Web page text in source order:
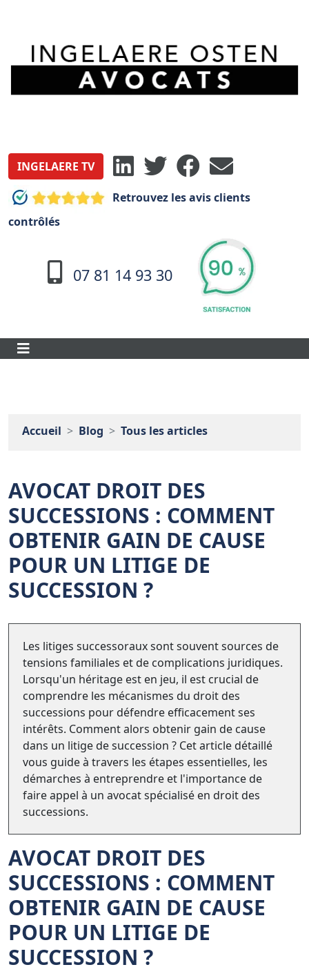
INGELAERE TV
Retrouvez les avis clients
contrôlés
07 81 14 93 30
Accueil Blog Tous les articles
AVOCAT DROIT DES
SUCCESSIONS : COMMENT
OBTENIR GAIN DE CAUSE
POUR UN LITIGE DE
SUCCESSION ?
Les litiges successoraux sont souvent sources de
tensions familiales et de complications juridiques.
Lorsqu'un héritage est en jeu, il est crucial de
comprendre les mécanismes du droit des
successions pour défendre efficacement ses
intérêts. Comment alors obtenir gain de cause
dans un litige de succession ? Cet article détaillé
vous guide à travers les étapes essentielles, les
démarches à entreprendre et l'importance de
faire appel à un avocat spécialisé en droit des
successions.
AVOCAT DROIT DES
SUCCESSIONS : COMMENT
OBTENIR GAIN DE CAUSE
POUR UN LITIGE DE
SUCCESSION ?